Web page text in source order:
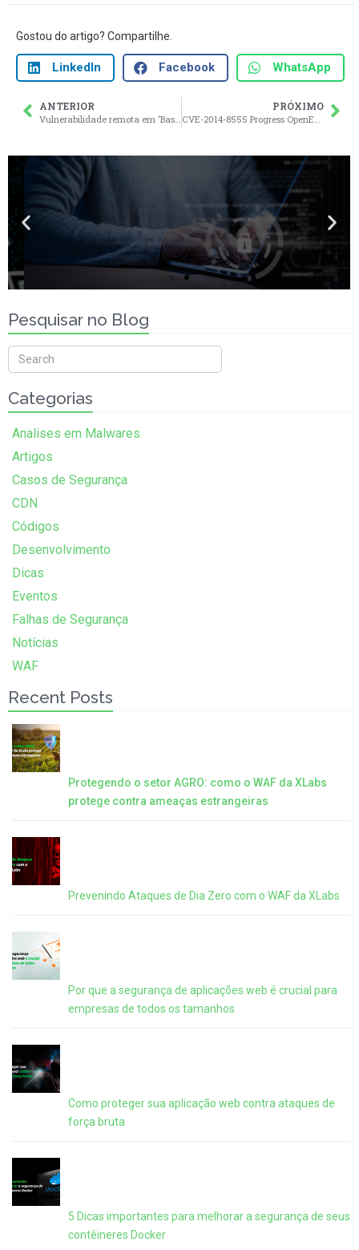
Gostou do artigo? Compartilhe.
LinkedIn Facebook WhatsApp
ANTERIOR
Vulnerabilidade remota em ‘Bash Shell’ afeta milhares de sistemas Mac OS X da Apple, Linux e Unix.
PRÓXIMO
CVE-2014-8555 Progress OpenEdge 11.2 – Directory Traversal
Antecipe falhas de segurança
Teste seus ativos com uma solução altamente confiável.
Clique e saiba mais
Pesquisar no Blog
Categorias
Analises em Malwares
Artigos
Casos de Segurança
CDN
Códigos
Desenvolvimento
Dicas
Eventos
Falhas de Segurança
Notícias
WAF
Recent Posts
Protegendo o setor AGRO: como o WAF da XLabs
protege contra ameaças estrangeiras
Prevenindo Ataques de Dia Zero com o WAF da XLabs
Por que a segurança de aplicações web é crucial para
empresas de todos os tamanhos
Como proteger sua aplicação web contra ataques de
força bruta
5 Dicas importantes para melhorar a segurança de seus
contêineres Docker